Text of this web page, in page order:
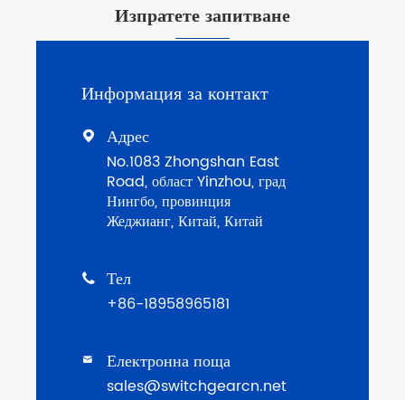
Изпратете запитване
Информация за контакт
 Адрес
No.1083 Zhongshan East
Road, област Yinzhou, град
Нингбо, провинция
Жеджианг, Китай, Китай
 Тел
+86-18958965181
 Електронна поща
sales@switchgearcn.net